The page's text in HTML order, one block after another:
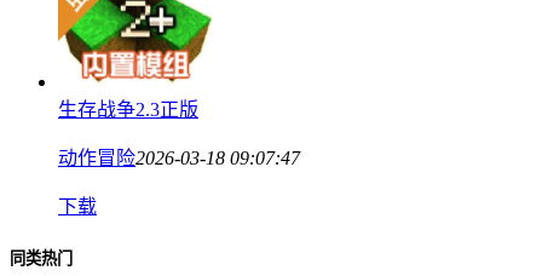
生存战争2.3正版
动作冒险2026-03-18 09:07:47
下载
同类热门